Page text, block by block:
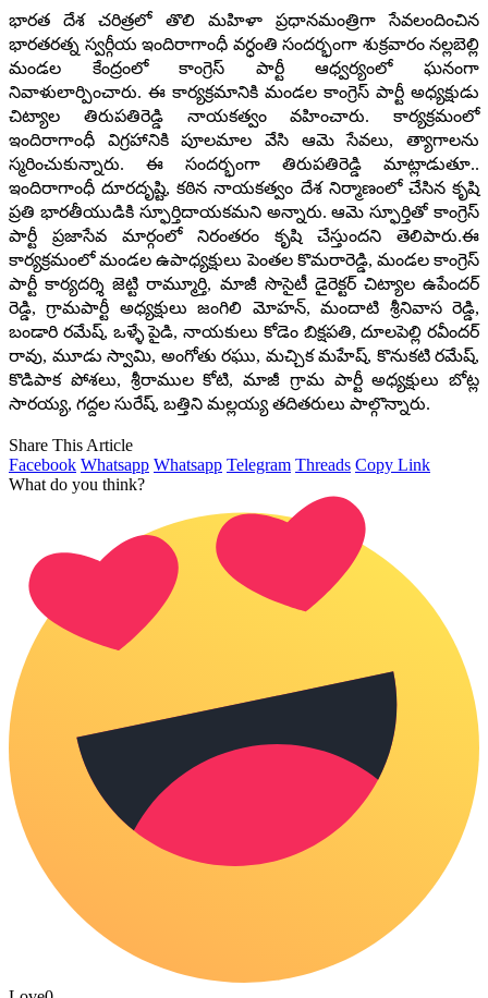
భారత దేశ చరిత్రలో తొలి మహిళా ప్రధానమంత్రిగా సేవలందించిన
భారతరత్న స్వర్గీయ ఇందిరాగాంధీ వర్ధంతి సందర్భంగా శుక్రవారం నల్లబెల్లి
మండల కేంద్రంలో కాంగ్రెస్ పార్టీ ఆధ్వర్యంలో ఘనంగా
నివాళులార్పించారు. ఈ కార్యక్రమానికి మండల కాంగ్రెస్ పార్టీ అధ్యక్షుడు
చిట్యాల తిరుపతిరెడ్డి నాయకత్వం వహించారు. కార్యక్రమంలో
ఇందిరాగాంధీ విగ్రహానికి పూలమాల వేసి ఆమె సేవలు, త్యాగాలను
స్మరించుకున్నారు. ఈ సందర్భంగా తిరుపతిరెడ్డి మాట్లాడుతూ..
ఇందిరాగాంధీ దూరదృష్టి, కఠిన నాయకత్వం దేశ నిర్మాణంలో చేసిన కృషి
ప్రతి భారతీయుడికి స్ఫూర్తిదాయకమని అన్నారు. ఆమె స్ఫూర్తితో కాంగ్రెస్
పార్టీ ప్రజాసేవ మార్గంలో నిరంతరం కృషి చేస్తుందని తెలిపారు.ఈ
కార్యక్రమంలో మండల ఉపాధ్యక్షులు పెంతల కొమరారెడ్డి, మండల కాంగ్రెస్
పార్టీ కార్యదర్శి జెట్టి రామ్మూర్తి, మాజీ సొసైటీ డైరెక్టర్ చిట్యాల ఉపేందర్
రెడ్డి, గ్రామపార్టీ అధ్యక్షులు జంగిలి మోహన్, మందాటి శ్రీనివాస రెడ్డి,
బండారి రమేష్, ఒళ్ళే పైడి, నాయకులు కోడెం బిక్షపతి, దూలపెల్లి రవీందర్
రావు, మూడు స్వామి, అంగోతు రఘు, మచ్చిక మహేష్, కొనుకటి రమేష్,
కొడిపాక పోశలు, శ్రీరాముల కోటి, మాజీ గ్రామ పార్టీ అధ్యక్షులు బోట్ల
సారయ్య, గద్దల సురేష్, బత్తిని మల్లయ్య తదితరులు పాల్గొన్నారు.
Share This Article
Facebook Whatsapp Whatsapp Telegram Threads Copy Link
What do you think?